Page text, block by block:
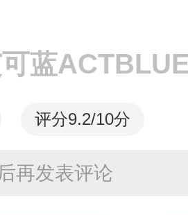
蓝
评分9.2/10分
后再发表评论